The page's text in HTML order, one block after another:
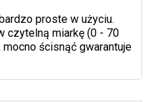
proste w użyciu.
czytelną miarkę (0 - 70
ścisnąć gwarantuje